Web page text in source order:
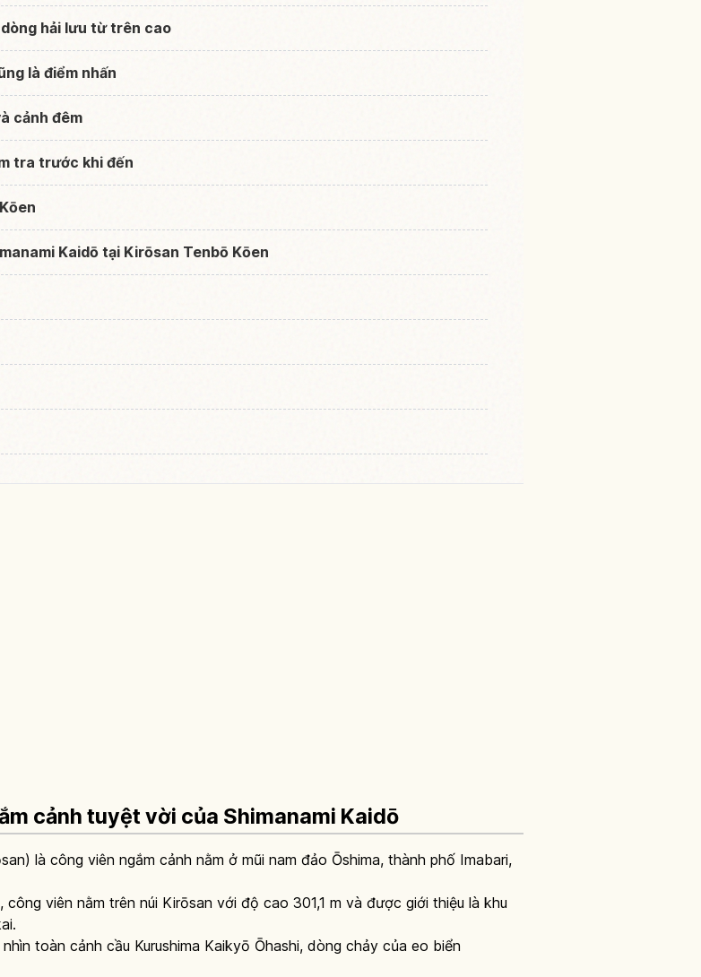
dòng hải lưu từ trên cao
là điểm nhấn
cảnh đêm
tra trước khi đến
Kaidō tại Kirōsan Tenbō Kōen
cảnh tuyệt vời của Shimanami Kaidō
là công viên ngắm cảnh nằm ở mũi nam đảo Ōshima, thành phố Imabari,
viên nằm trên núi Kirōsan với độ cao 301,1 m và được giới thiệu là khu
toàn cảnh cầu Kurushima Kaikyō Ōhashi, dòng chảy của eo biển